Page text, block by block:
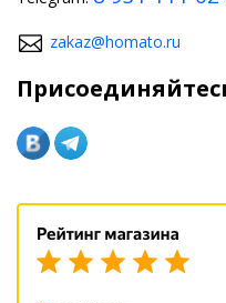
zakaz@homato.ru